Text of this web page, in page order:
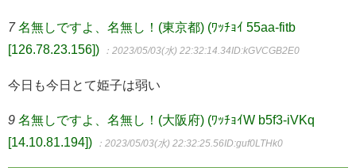
7 名無しですよ、名無し！(東京都) (ﾜｯﾁｮｲ 55aa-fitb
[126.78.23.156])
：2023/05/03(水) 22:32:14.34ID:kGVCGB2E0
今日も今日とて姫子は弱い
9 名無しですよ、名無し！(大阪府) (ﾜｯﾁｮｲW b5f3-iVKq
[14.10.81.194])
：2023/05/03(水) 22:32:25.56ID:guf0LTHk0